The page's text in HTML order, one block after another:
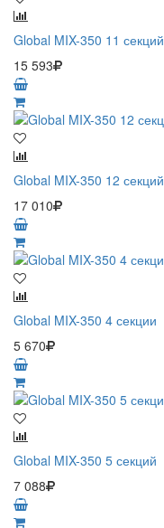
Global MIX-350 11 секций
15 593
Global MIX-350 12 секций
17 010
Global MIX-350 4 секции
5 670
Global MIX-350 5 секций
7 088